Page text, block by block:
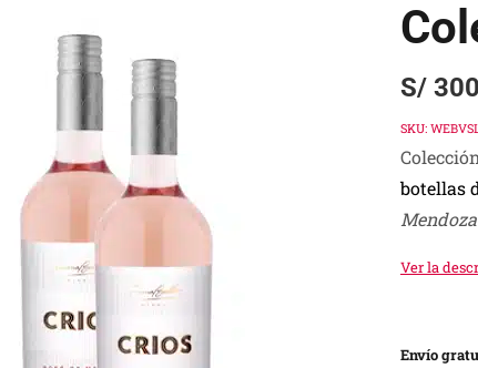
S/
SKU:
botellas
Ver la
Envío